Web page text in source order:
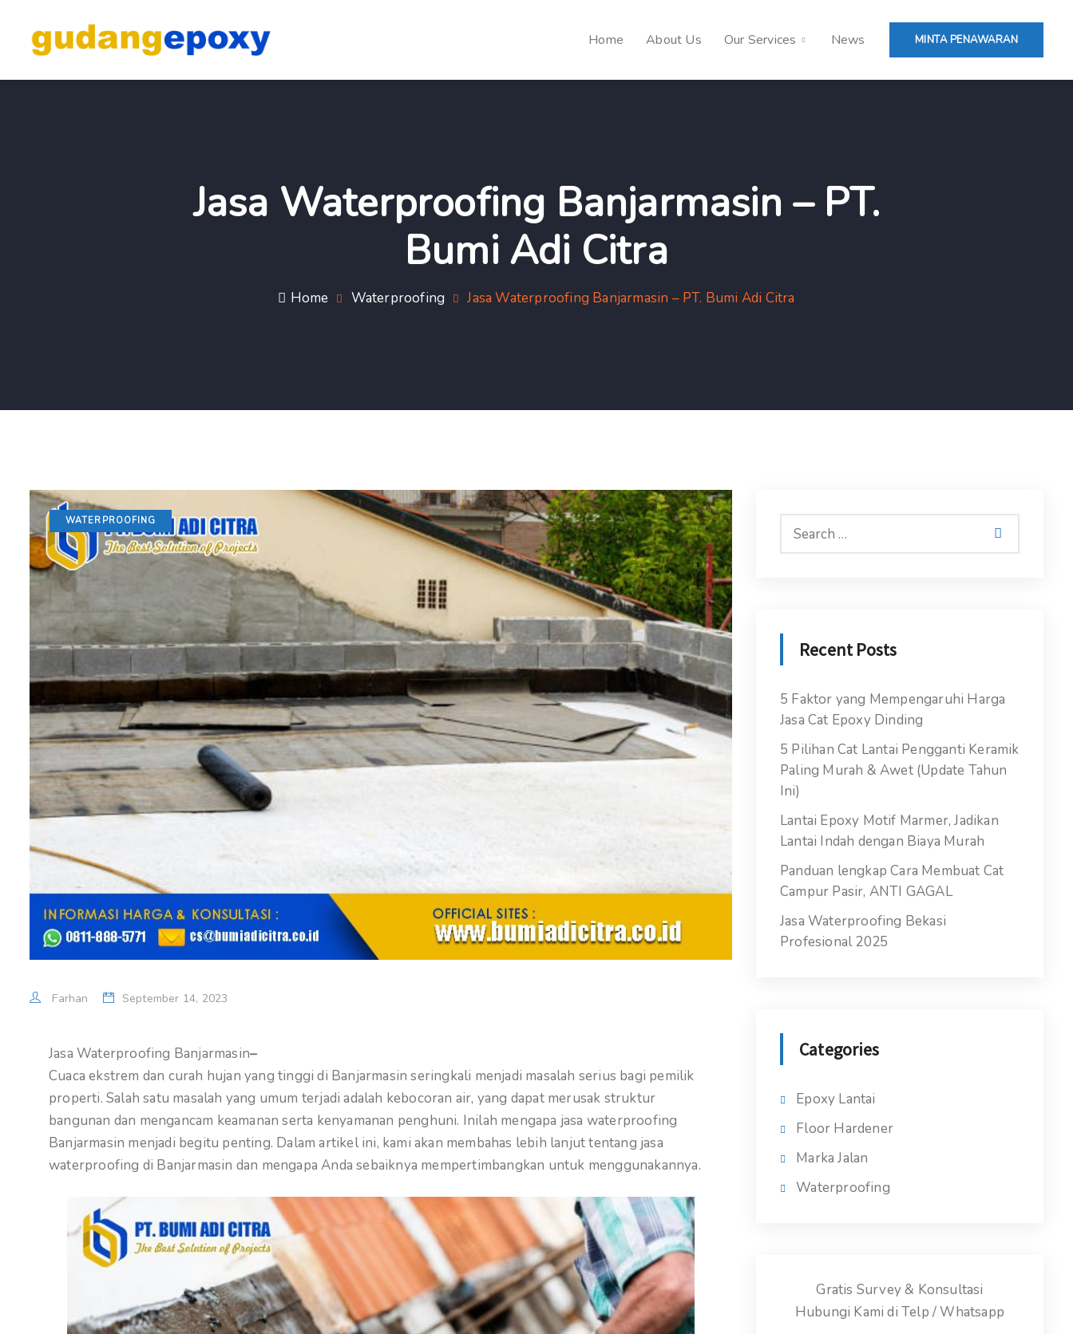
Home About Us Our Services News MINTA PENAWARAN
Jasa Waterproofing Banjarmasin – PT.
Bumi Adi Citra
Home Waterproofing Jasa Waterproofing Banjarmasin – PT. Bumi Adi Citra
WATERPROOFING
Farhan September 14, 2023
Jasa Waterproofing Banjarmasin–
Cuaca ekstrem dan curah hujan yang tinggi di Banjarmasin seringkali menjadi masalah serius bagi pemilik
properti. Salah satu masalah yang umum terjadi adalah kebocoran air, yang dapat merusak struktur
bangunan dan mengancam keamanan serta kenyamanan penghuni. Inilah mengapa jasa waterproofing
Banjarmasin menjadi begitu penting. Dalam artikel ini, kami akan membahas lebih lanjut tentang jasa
waterproofing di Banjarmasin dan mengapa Anda sebaiknya mempertimbangkan untuk menggunakannya.
Recent Posts
5 Faktor yang Mempengaruhi Harga
Jasa Cat Epoxy Dinding
5 Pilihan Cat Lantai Pengganti Keramik
Paling Murah & Awet (Update Tahun
Ini)
Lantai Epoxy Motif Marmer, Jadikan
Lantai Indah dengan Biaya Murah
Panduan lengkap Cara Membuat Cat
Campur Pasir, ANTI GAGAL
Jasa Waterproofing Bekasi
Profesional 2025
Categories
Epoxy Lantai
Floor Hardener
Marka Jalan
Waterproofing
Gratis Survey & Konsultasi
Hubungi Kami di Telp / Whatsapp